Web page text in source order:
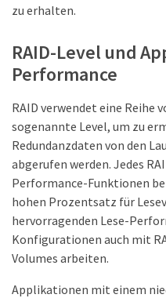
zu erhalten.
RAID-Level und
Performance
RAID verwendet eine Reihe
sogenannte Level, um zu
Redundanzdaten von den
abgerufen werden. Jedes
Performance-Funktionen
hohen Prozentsatz für
hervorragenden Lese-
Konfigurationen auch mit
Volumes arbeiten.
Applikationen mit einem